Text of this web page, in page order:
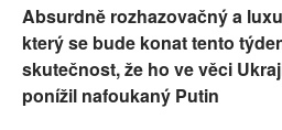
SOCIÁLNÍ SÍTĚ
RUBRIKY
Absurdně rozhazovačný a
který se bude konat tento
skutečnost, že ho ve věci
ponížil nafoukaný Putin